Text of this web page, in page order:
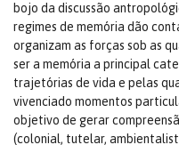
bojo da discussão
regimes de memória dão
organizam as forças sob as
ser a memória a principal
trajetórias de vida e pelas
vivenciado momentos
objetivo de gerar
(colonial, tutelar,